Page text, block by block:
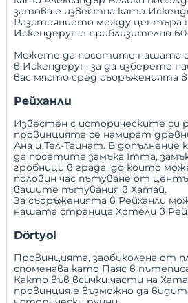
затова е известна като
Разстоянието между центъра
Искендерун е приблизително
Можете да посетите нашата
в Искендерун, за да изберете
вас място сред съоръженията
Рейханли
Известен с историческите си
провинцията се намират
Ана и Тел-Таинат. В
да посетите замъка Imma,
гробници в града, до които
половин час пътуване от
вашите пътувания в Хатай.
За съоръженията в Рейханли
нашата страницаХотели в
Dörtyol
Провинцията, заобиколена от
споменава като Паяс в
Както във всички части на
провинция е възможно да